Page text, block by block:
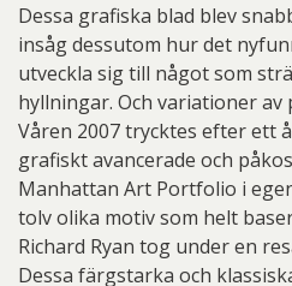
Dessa grafiska blad blev
insåg dessutom hur det
utveckla sig till något som
hyllningar. Och variationer
Våren 2007 trycktes efter ett
grafiskt avancerade och
Manhattan Art Portfolio i
tolv olika motiv som helt
Richard Ryan tog under en
Dessa färgstarka och